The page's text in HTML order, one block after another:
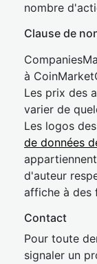
nombre
Clause de
à
Les prix des
varier de
Les logos
de données
d'auteur
affiche à des
Contact
Pour toute
signaler un